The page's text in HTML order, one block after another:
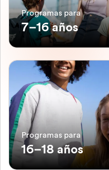
Programas para
7–16 años
Programas para
16–18 años